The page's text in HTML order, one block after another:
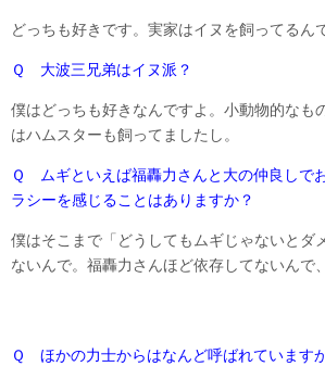
どっちも好きです。実家はイヌを飼ってるんで
Ｑ 大波三兄弟はイヌ派？
僕はどっちも好きなんですよ。小動物的なも
はハムスターも飼ってましたし。
Ｑ ムギといえば福轟力さんと大の仲良しで
ラシーを感じることはありますか？
僕はそこまで「どうしてもムギじゃないとダ
ないんで。福轟力さんほど依存してないんで
Ｑ ほかの力士からはなんど呼ばれています